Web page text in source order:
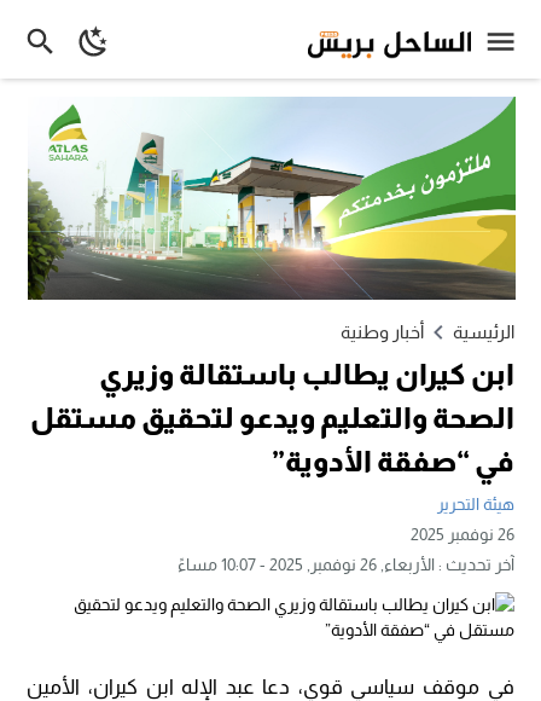
الرئيسية أخبار وطنية
ابن كيران يطالب باستقالة وزيري
الصحة والتعليم ويدعو لتحقيق مستقل
في “صفقة الأدوية”
هيئة التحرير
26 نوفمبر 2025
آخر تحديث :الأربعاء, 26 نوفمبر, 2025 - 10:07 مساءً
في موقف سياسي قوي، دعا عبد الإله ابن كيران، الأمين